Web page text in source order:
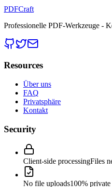
PDFCraft
Professionelle PDF-Werkzeuge -
Resources
Über uns
FAQ
Privatsphäre
Kontakt
Security
Client-side processingFiles
No file uploads100%